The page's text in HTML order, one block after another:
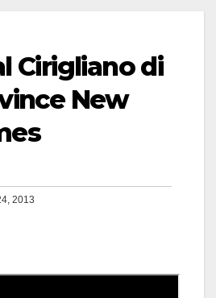
Cirigliano di
New
2013